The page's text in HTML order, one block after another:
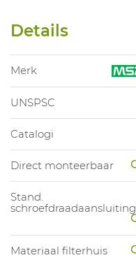
Details
Merk
UNSPSC
Catalogi
Direct monteerbaar
Stand.
schroefdraadaansluiting
Materiaal filterhuis